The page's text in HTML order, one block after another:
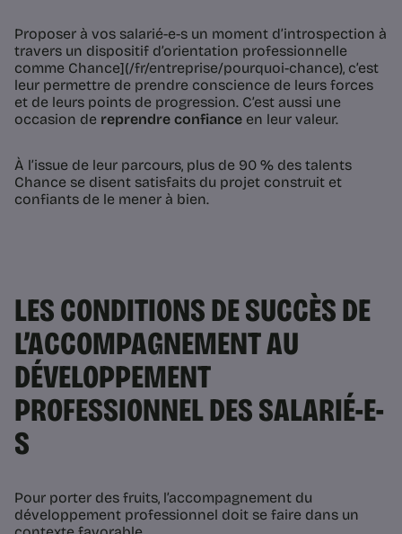
Proposer à vos salarié-e-s un moment d’introspection à
travers un dispositif d’orientation professionnelle
comme Chance](/fr/entreprise/pourquoi-chance), c’est
leur permettre de prendre conscience de leurs forces
et de leurs points de progression. C’est aussi une
occasion de reprendre confiance en leur valeur.
À l’issue de leur parcours, plus de 90 % des talents
Chance se disent satisfaits du projet construit et
confiants de le mener à bien.
LES CONDITIONS DE SUCCÈS DE
L’ACCOMPAGNEMENT AU
DÉVELOPPEMENT
PROFESSIONNEL DES SALARIÉ-E-
S
Pour porter des fruits, l’accompagnement du
développement professionnel doit se faire dans un